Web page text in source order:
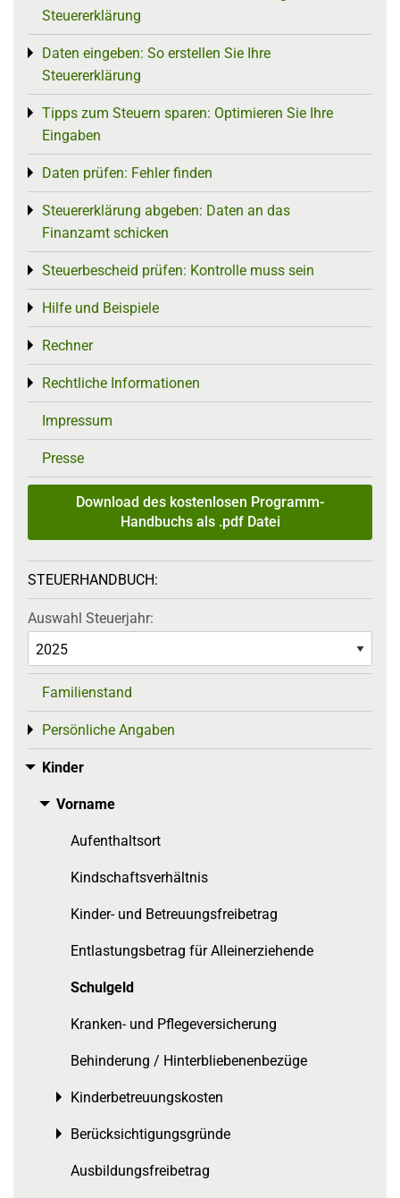
Steuererklärung
Daten eingeben: So erstellen Sie Ihre
Steuererklärung
Toggle menu
Tipps zum Steuern sparen: Optimieren Sie Ihre
Eingaben
Toggle menu
Daten prüfen: Fehler finden
Toggle menu
Steuererklärung abgeben: Daten an das
Finanzamt schicken
Toggle menu
Steuerbescheid prüfen: Kontrolle muss sein
Toggle menu
Hilfe und Beispiele
Toggle menu
Rechner
Toggle menu
Rechtliche Informationen
Toggle menu
Impressum
Presse
Download des kostenlosen Programm-
Handbuchs als .pdf Datei
STEUERHANDBUCH:
Auswahl Steuerjahr:
Familienstand
Persönliche Angaben
Toggle menu
Kinder
Toggle menu
Vorname
Toggle menu
Aufenthaltsort
Kindschaftsverhältnis
Kinder- und Betreuungsfreibetrag
Entlastungsbetrag für Alleinerziehende
Schulgeld
Kranken- und Pflegeversicherung
Behinderung / Hinterbliebenenbezüge
Kinderbetreuungskosten
Toggle menu
Berücksichtigungsgründe
Toggle menu
Ausbildungsfreibetrag